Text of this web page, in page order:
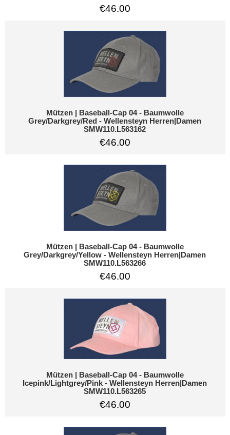
€46.00
Mützen | Baseball-Cap 04 - Baumwolle
Grey/Darkgrey/Red - Wellensteyn Herren|Damen
SMW110.L563162
€46.00
Mützen | Baseball-Cap 04 - Baumwolle
Grey/Darkgrey/Yellow - Wellensteyn Herren|Damen
SMW110.L563266
€46.00
Mützen | Baseball-Cap 04 - Baumwolle
Icepink/Lightgrey/Pink - Wellensteyn Herren|Damen
SMW110.L563265
€46.00